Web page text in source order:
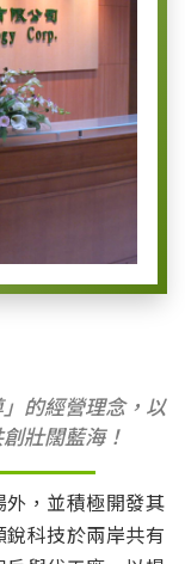
的經營理念， 以
壯闊藍海！
，並積極開發其
科技於兩岸共有